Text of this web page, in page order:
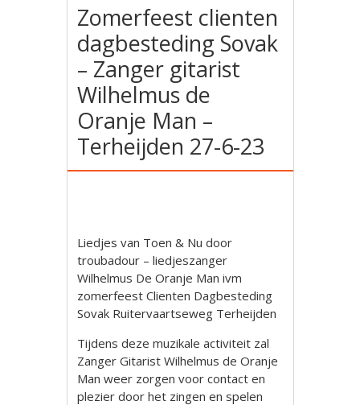
Zomerfeest clienten
dagbesteding Sovak
– Zanger gitarist
Wilhelmus de
Oranje Man –
Terheijden 27-6-23
Liedjes van Toen & Nu door
troubadour – liedjeszanger
Wilhelmus De Oranje Man ivm
zomerfeest Clienten Dagbesteding
Sovak Ruitervaartseweg Terheijden
Tijdens deze muzikale activiteit zal
Zanger Gitarist Wilhelmus de Oranje
Man weer zorgen voor contact en
plezier door het zingen en spelen